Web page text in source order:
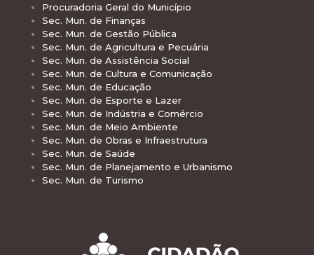
Procuradoria Geral do Município
Sec. Mun. de Finanças
Sec. Mun. de Gestão Pública
Sec. Mun. de Agricultura e Pecuária
Sec. Mun. de Assistência Social
Sec. Mun. de Cultura e Comunicação
Sec. Mun. de Educação
Sec. Mun. de Esporte e Lazer
Sec. Mun. de Indústria e Comércio
Sec. Mun. de Meio Ambiente
Sec. Mun. de Obras e Infraestrutura
Sec. Mun. de Saúde
Sec. Mun. de Planejamento e Urbanismo
Sec. Mun. de Turismo